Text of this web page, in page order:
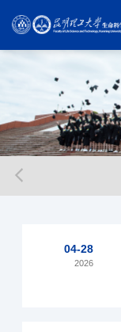
04-28
2026